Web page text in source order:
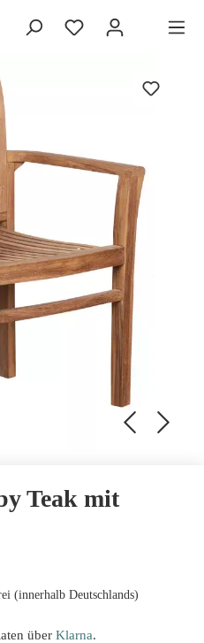
Teak mit
(innerhalb Deutschlands)
über Klarna.